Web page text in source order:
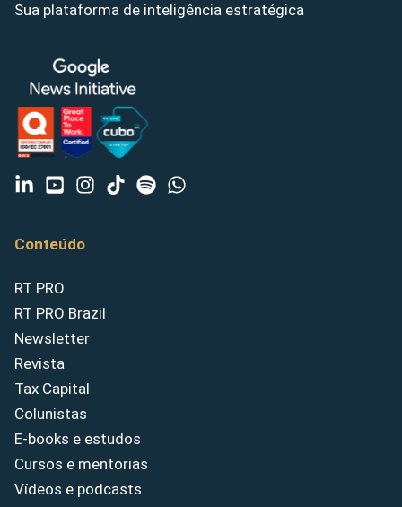
Sua plataforma de inteligência estratégica
Conteúdo
RT PRO
RT PRO Brazil
Newsletter
Revista
Tax Capital
Colunistas
E-books e estudos
Cursos e mentorias
Vídeos e podcasts